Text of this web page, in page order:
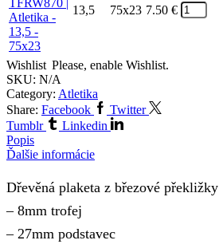
13,5 75x23 7.50 €
Wishlist Please, enable Wishlist.
SKU: N/A
Category: Atletika
Share: Facebook
Twitter
Tumblr
Linkedin
Popis
Ďalšie informácie
Dřevěná plaketa z březové překližky
– 8mm trofej
– 27mm podstavec